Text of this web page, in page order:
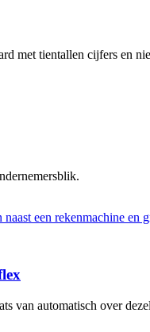
met tientallen cijfers en
van automatisch over